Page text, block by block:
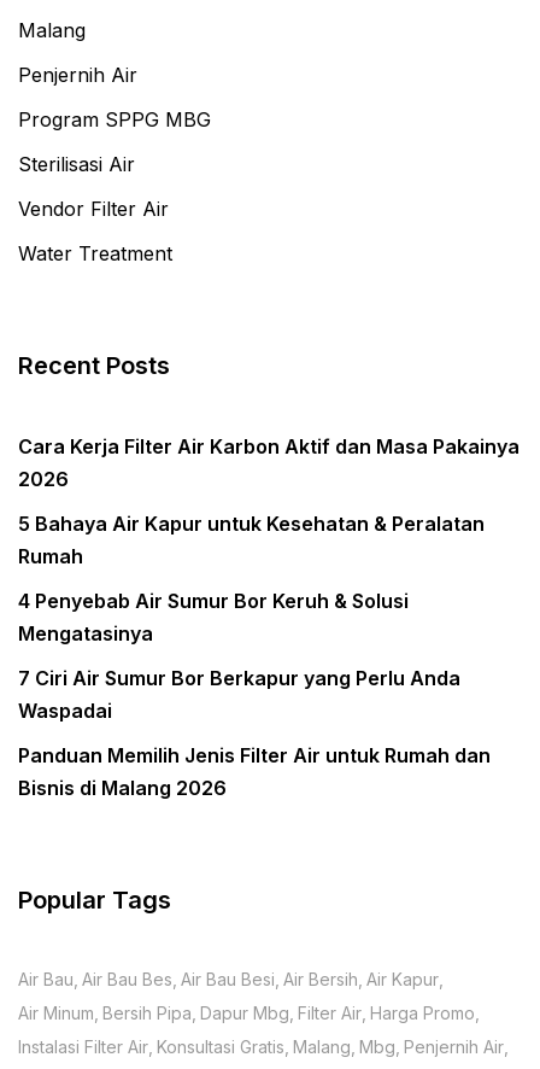
Malang
Penjernih Air
Program SPPG MBG
Sterilisasi Air
Vendor Filter Air
Water Treatment
Recent Posts
Cara Kerja Filter Air Karbon Aktif dan Masa Pakainya
2026
5 Bahaya Air Kapur untuk Kesehatan & Peralatan
Rumah
4 Penyebab Air Sumur Bor Keruh & Solusi
Mengatasinya
7 Ciri Air Sumur Bor Berkapur yang Perlu Anda
Waspadai
Panduan Memilih Jenis Filter Air untuk Rumah dan
Bisnis di Malang 2026
Popular Tags
Air Bau Air Bau Bes Air Bau Besi Air Bersih Air Kapur
Air Minum Bersih Pipa Dapur Mbg Filter Air Harga Promo
Instalasi Filter Air Konsultasi Gratis Malang Mbg Penjernih Air